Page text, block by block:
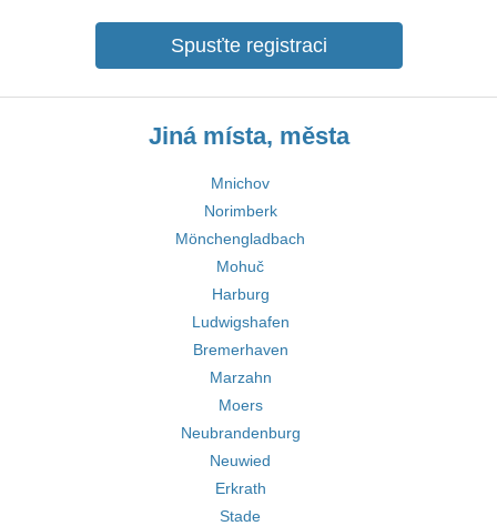
Spusťte registraci
Jiná místa, města
Mnichov
Norimberk
Mönchengladbach
Mohuč
Harburg
Ludwigshafen
Bremerhaven
Marzahn
Moers
Neubrandenburg
Neuwied
Erkrath
Stade